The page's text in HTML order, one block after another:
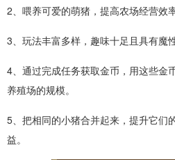
2、喂养可爱的萌猪，提高农场经营效
3、玩法丰富多样，趣味十足且具有魔
4、通过完成任务获取金币，用这些金
养殖场的规模。
5、把相同的小猪合并起来，提升它们
益。